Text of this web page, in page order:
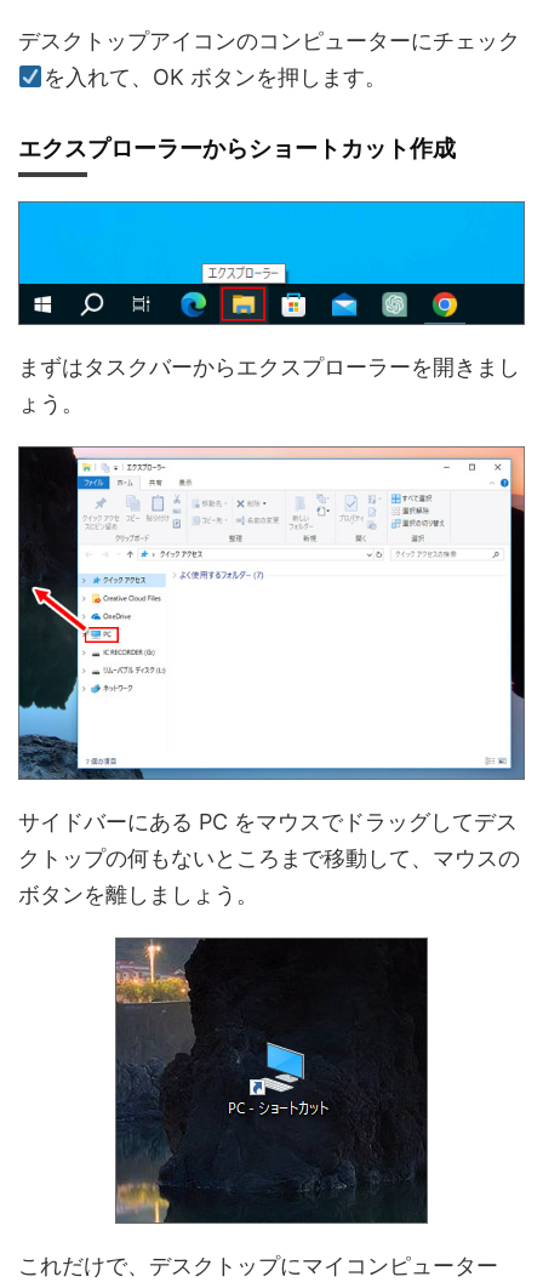
デスクトップアイコンのコンピューターにチェック
を入れて、OK ボタンを押します。
エクスプローラーからショートカット作成
まずはタスクバーからエクスプローラーを開きまし
ょう。
サイドバーにある PC をマウスでドラッグしてデス
クトップの何もないところまで移動して、マウスの
ボタンを離しましょう。
これだけで、デスクトップにマイコンピューター